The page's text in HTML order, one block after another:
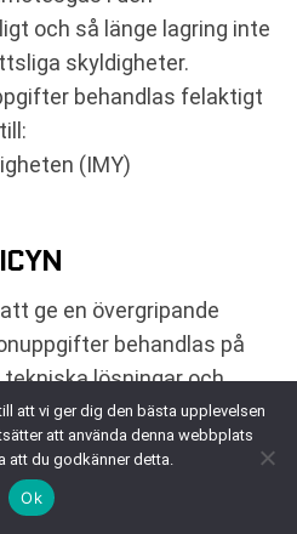
och så länge lagring inte
skyldigheter.
behandlas felaktigt
(IMY)
ge en övergripande
behandlas på
lösningar och
över tid kan vissa
i samband med
vid behov för att spegla
att vi ger dig den bästa upplevelsen
att använda denna webbplats
att du godkänner detta.
Ok